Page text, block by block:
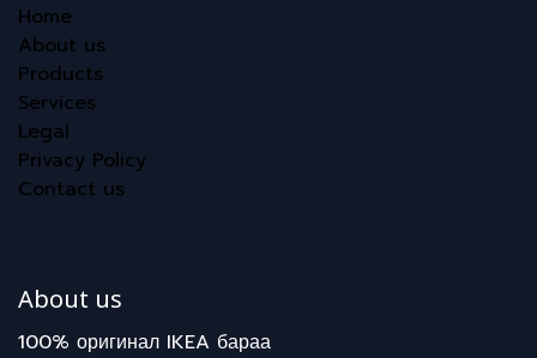
Home
About us
Products
Services
Legal
Privacy Policy
Contact us
About us
100% оригинал IKEA бараа